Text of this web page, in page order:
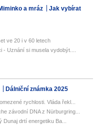
a mráz
Jak vybírat
ve 20 i v 60 letech
- Uznání si musela vydobýt....
Dálniční známka 2025
rychlosti. Vláda řekl...
závodní DNA z Nürburgring...
Dunaj drtí energetiku Ba...